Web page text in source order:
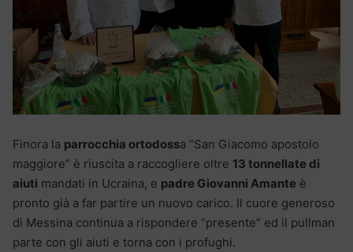
Finora la parrocchia ortodossa “San Giacomo apostolo
maggiore” è riuscita a raccogliere oltre 13 tonnellate di
aiuti mandati in Ucraina, e padre Giovanni Amante è
pronto già a far partire un nuovo carico. Il cuore generoso
di Messina continua a rispondere “presente” ed il pullman
parte con gli aiuti e torna con i profughi.